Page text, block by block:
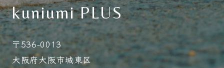
kuniumi PLUS
〒536-0013
大阪府大阪市城東区